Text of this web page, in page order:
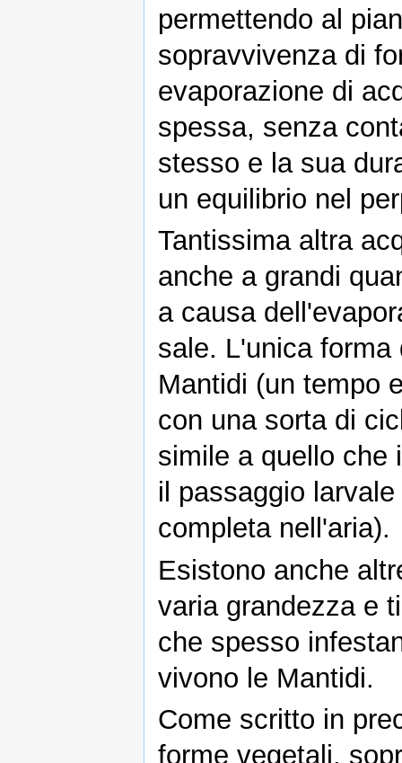
permettendo al
sopravvivenza di
evaporazione di
spessa, senza
stesso e la sua
un equilibrio nel
Tantissima altra
anche a grandi
a causa
sale. L'unica
Mantidi (un tempo
con una sorta di
simile a quello che
il passaggio
completa nell'aria).
Esistono anche
varia grandezza e
che spesso
vivono le Mantidi.
Come scritto in
forme vegetali,